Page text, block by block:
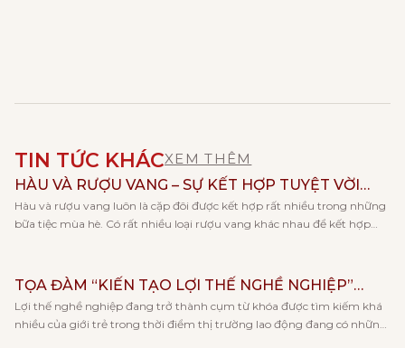
TIN TỨC KHÁCXEM THÊM
HÀU VÀ RƯỢU VANG – SỰ KẾT HỢP TUYỆT VỜI
CHO NGÀY HÈ
Hàu và rượu vang luôn là cặp đôi được kết hợp rất nhiều trong những
bữa tiệc mùa hè. Có rất nhiều loại rượu vang khác nhau để kết hợp
TỌA ĐÀM “KIẾN TẠO LỢI THẾ NGHỀ NGHIỆP”
CÙNG KHOA KẾ TOÁN – TRƯỜNG ĐẠI HỌC KINH
TẾ, ĐHQGHN
Lợi thế nghề nghiệp đang trở thành cụm từ khóa được tìm kiếm khá
nhiều của giới trẻ trong thời điểm thị trường lao động đang có những